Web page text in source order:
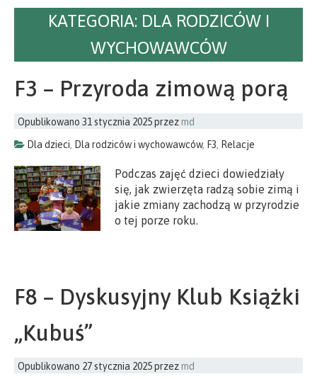
KATEGORIA: DLA RODZICÓW I
WYCHOWAWCÓW
F3 – Przyroda zimową porą
Opublikowano 31 stycznia 2025przezmd
Dla dzieci, Dla rodziców i wychowawców, F3, Relacje
Podczas zajęć dzieci dowiedziały
się, jak zwierzęta radzą sobie zimą i
jakie zmiany zachodzą w przyrodzie
o tej porze roku.
F8 – Dyskusyjny Klub Książki
„Kubuś”
Opublikowano 27 stycznia 2025przezmd